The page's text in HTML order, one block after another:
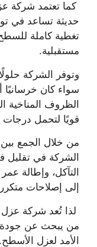
كما تعتمد شركة
حديثة تساعد في
تغطية كاملة
مستقبلية.
وتوفر الشركة
سواء كان خرسانيًا
الظروف المناخية
قويًا لتحمل درجات
من خلال الجمع بين
الشركة في تقليل
التآكل، وإطالة
إلى إصلاحات
لذا تُعد شركة
من يبحث عن جودة
الأمد لعزل الأسطح.